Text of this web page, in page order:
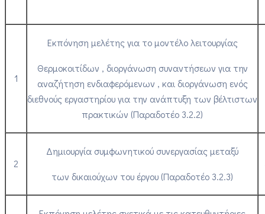
1
Εκπόνηση μελέτης για το μοντέλο λειτουργίας
Θερμοκοιτίδων , διοργάνωση συναντήσεων για την
αναζήτηση ενδιαφερόμενων , και διοργάνωση ενός
διεθνούς εργαστηρίου για την ανάπτυξη των βέλτιστων
πρακτικών (Παραδοτέο 3.2.2)
2
Δημιουργία συμφωνητικού συνεργασίας μεταξύ
των δικαιούχων του έργου (Παραδοτέο 3.2.3)